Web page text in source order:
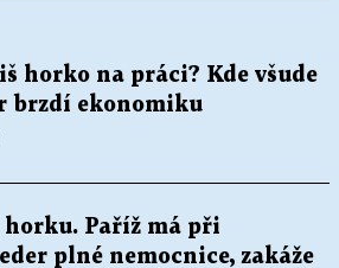
horko na práci? Kde všude
brzdí ekonomiku
Paříž má při
plné nemocnice, zakáže